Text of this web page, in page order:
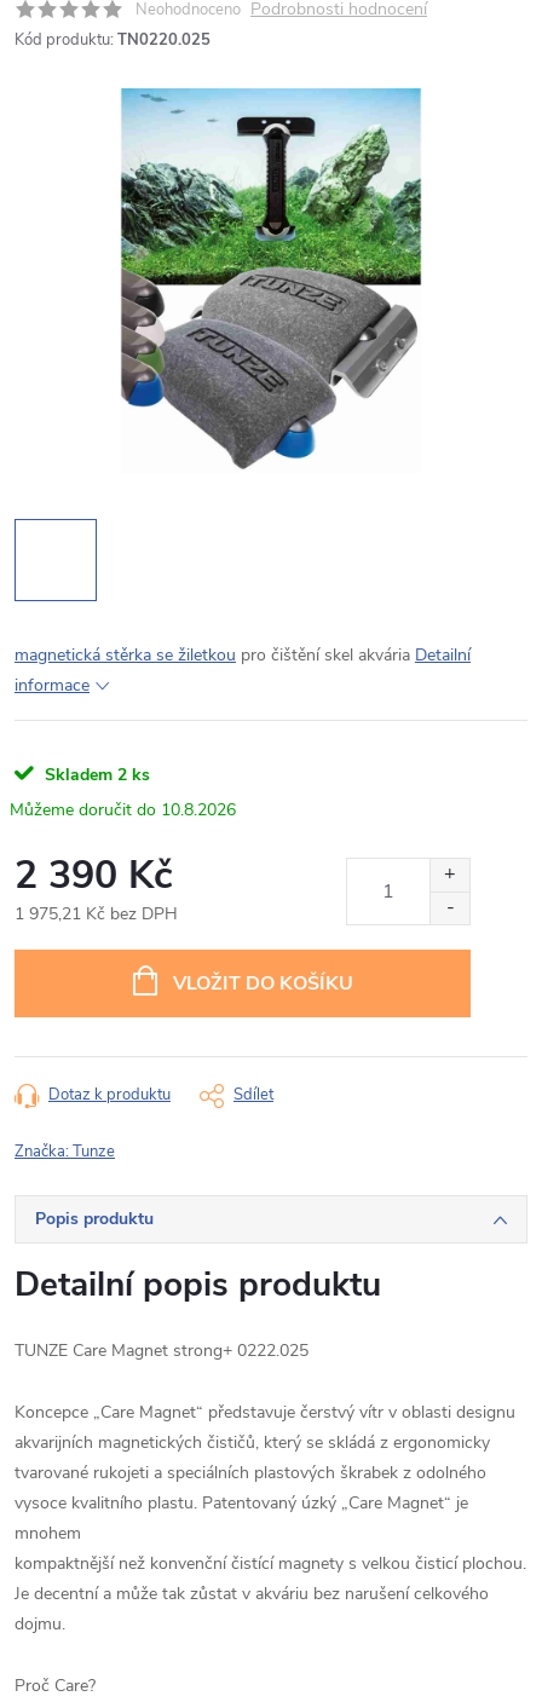
Neohodnoceno Podrobnosti hodnocení
Kód produktu: TN0220.025
magnetická stěrka se žiletkou pro čištění skel akvária Detailní
informace
Skladem 2 ks
10.8.2026
2 390 Kč
1 975,21 Kč bez DPH
VLOŽIT DO KOŠÍKU
Dotaz k produktu Sdílet
Značka:Tunze
Popis produktu
Detailní popis produktu
TUNZE Care Magnet strong+ 0222.025
Koncepce „Care Magnet“ představuje čerstvý vítr v oblasti designu
akvarijních magnetických čističů, který se skládá z ergonomicky
tvarované rukojeti a speciálních plastových škrabek z odolného
vysoce kvalitního plastu. Patentovaný úzký „Care Magnet“ je
mnohem
kompaktnější než konvenční čistící magnety s velkou čisticí plochou.
Je decentní a může tak zůstat v akváriu bez narušení celkového
dojmu.
Proč Care?